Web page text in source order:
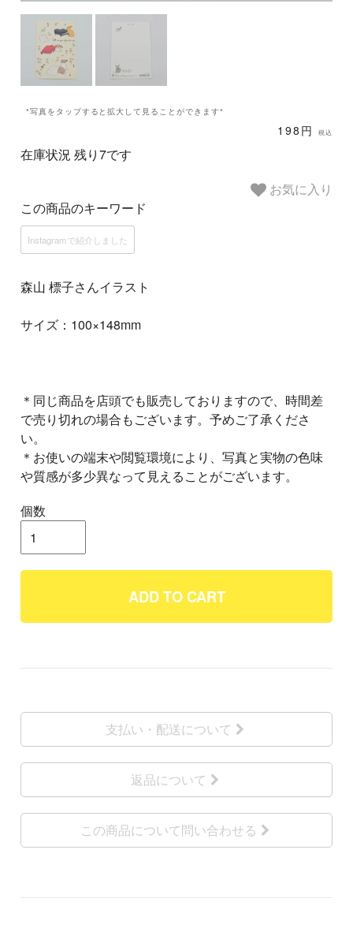
*写真をタップすると拡大して見ることができます*
198円 税込
在庫状況 残り7です
お気に入り
この商品のキーワード
Instagramで紹介しました
森山 標子さんイラスト
サイズ：100×148mm
＊同じ商品を店頭でも販売しておりますので、時間差
で売り切れの場合もございます。予めご了承くださ
い。
＊お使いの端末や閲覧環境により、写真と実物の色味
や質感が多少異なって見えることがございます。
個数
ADD TO CART
支払い・配送について
返品について
この商品について問い合わせる